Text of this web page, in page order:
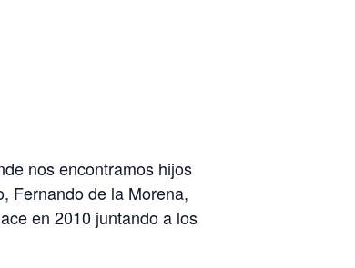
nos encontramos hijos
Fernando de la Morena,
en 2010 juntando a los